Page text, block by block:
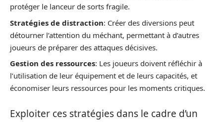
protéger le lanceur de sorts fragile.
Stratégies de distraction: Créer des diversions peut
détourner l’attention du méchant, permettant à d’autres
joueurs de préparer des attaques décisives.
Gestion des ressources: Les joueurs doivent réfléchir à
l’utilisation de leur équipement et de leurs capacités, et
économiser leurs ressources pour les moments critiques.
Exploiter ces stratégies dans le cadre d’un